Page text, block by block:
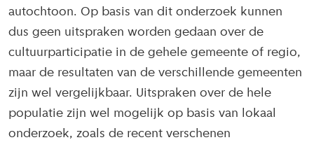
autochtoon. Op basis van dit onderzoek kunnen
dus geen uitspraken worden gedaan over de
cultuurparticipatie in de gehele gemeente of regio,
maar de resultaten van de verschillende gemeenten
zijn wel vergelijkbaar. Uitspraken over de hele
populatie zijn wel mogelijk op basis van lokaal
onderzoek, zoals de recent verschenen